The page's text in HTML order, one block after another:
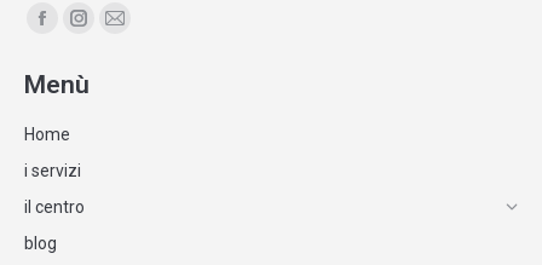
Ci puoi trovare su:
Facebook
opens
in
Instagram
opens
Mail
Menù
Home
i servizi
il centro
blog